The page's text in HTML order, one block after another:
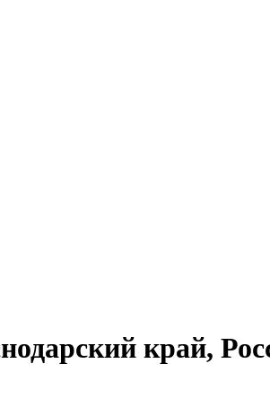
край,